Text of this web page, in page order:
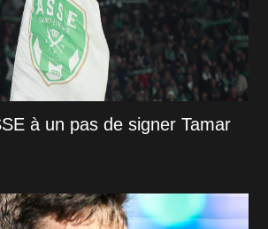
à un pas de signer Tamar